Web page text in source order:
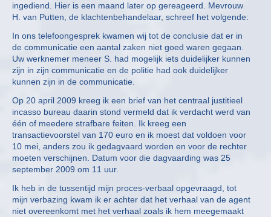
ingediend. Hier is een maand later op gereageerd. Mevrouw
H. van Putten, de klachtenbehandelaar, schreef het volgende:
In ons telefoongesprek kwamen wij tot de conclusie dat er in
de communicatie een aantal zaken niet goed waren gegaan.
Uw werknemer meneer S. had mogelijk iets duidelijker kunnen
zijn in zijn communicatie en de politie had ook duidelijker
kunnen zijn in de communicatie.
Op 20 april 2009 kreeg ik een brief van het centraal justitieel
incasso bureau daarin stond vermeld dat ik verdacht werd van
één of meedere strafbare feiten. Ik kreeg een
transactievoorstel van 170 euro en ik moest dat voldoen voor
10 mei, anders zou ik gedagvaard worden en voor de rechter
moeten verschijnen. Datum voor die dagvaarding was 25
september 2009 om 11 uur.
Ik heb in de tussentijd mijn proces-verbaal opgevraagd, tot
mijn verbazing kwam ik er achter dat het verhaal van de agent
niet overeenkomt met het verhaal zoals ik hem meegemaakt